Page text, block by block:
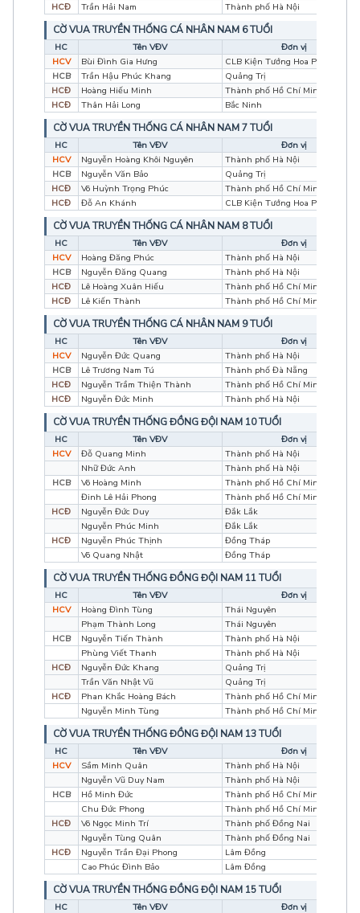
HCĐ
Trần Hải Nam Thành phố Hà Nội
CỜ VUA TRUYỀN THỐNG CÁ NHÂN NAM 6 TUỔI
HC Tên VĐV
Đơn vị
HCV
Bùi Đình Gia Hưng
CLB Kiện Tướng Hoa Phượng Đỏ
HCB
Trần Hậu Phúc Khang
Quảng Trị
HCĐ
Hoàng Hiếu Minh
Thành phố Hồ Chí Minh
HCĐ
Thân Hải Long Bắc Ninh
CỜ VUA TRUYỀN THỐNG CÁ NHÂN NAM 7 TUỔI
HC Tên VĐV
Đơn vị
HCV
Nguyễn Hoàng Khôi Nguyên
Thành phố Hà Nội
HCB
Nguyễn Văn Bảo
Quảng Trị
HCĐ
Võ Huỳnh Trọng Phúc
Thành phố Hồ Chí Minh
HCĐ
Đỗ An Khánh CLB Kiện Tướng Hoa Phượng Đỏ
CỜ VUA TRUYỀN THỐNG CÁ NHÂN NAM 8 TUỔI
HC Tên VĐV
Đơn vị
HCV
Hoàng Đăng Phúc
Thành phố Hà Nội
HCB
Nguyễn Đăng Quang
Thành phố Hà Nội
HCĐ
Lê Hoàng Xuân Hiếu
Thành phố Hồ Chí Minh
HCĐ
Lê Kiến Thành Thành phố Hồ Chí Minh
CỜ VUA TRUYỀN THỐNG CÁ NHÂN NAM 9 TUỔI
HC Tên VĐV
Đơn vị
HCV
Nguyễn Đức Quang
Thành phố Hà Nội
HCB
Lê Trương Nam Tú
Thành phố Đà Nẵng
HCĐ
Nguyễn Trầm Thiện Thành
Thành phố Hồ Chí Minh
HCĐ
Nguyễn Đức Minh Thành phố Hà Nội
CỜ VUA TRUYỀN THỐNG ĐỒNG ĐỘI NAM 10 TUỔI
HC Tên VĐV
Đơn vị
HCV
Đỗ Quang Minh
Thành phố Hà Nội
Nhữ Đức Anh
Thành phố Hà Nội
HCB
Võ Hoàng Minh
Thành phố Hồ Chí Minh
Đinh Lê Hải Phong
Thành phố Hồ Chí Minh
HCĐ
Nguyễn Đức Duy
Đắk Lắk
Nguyễn Phúc Minh
Đắk Lắk
HCĐ
Nguyễn Phúc Thịnh
Đồng Tháp
Võ Quang Nhật
Đồng Tháp
CỜ VUA TRUYỀN THỐNG ĐỒNG ĐỘI NAM 11 TUỔI
HC Tên VĐV
Đơn vị
HCV
Hoàng Đình Tùng
Thái Nguyên
Phạm Thành Long
Thái Nguyên
HCB
Nguyễn Tiến Thành
Thành phố Hà Nội
Phùng Viết Thanh
Thành phố Hà Nội
HCĐ
Nguyễn Đức Khang
Quảng Trị
Trần Văn Nhật Vũ
Quảng Trị
HCĐ
Phan Khắc Hoàng Bách
Thành phố Hồ Chí Minh
Nguyễn Minh Tùng
Thành phố Hồ Chí Minh
CỜ VUA TRUYỀN THỐNG ĐỒNG ĐỘI NAM 13 TUỔI
HC Tên VĐV
Đơn vị
HCV
Sầm Minh Quân
Thành phố Hà Nội
Nguyễn Vũ Duy Nam
Thành phố Hà Nội
HCB
Hồ Minh Đức
Thành phố Hồ Chí Minh
Chu Đức Phong
Thành phố Hồ Chí Minh
HCĐ
Võ Ngọc Minh Trí
Thành phố Đồng Nai
Nguyễn Tùng Quân
Thành phố Đồng Nai
HCĐ
Nguyễn Trần Đại Phong
Lâm Đồng
Cao Phúc Đình Bảo
Lâm Đồng
CỜ VUA TRUYỀN THỐNG ĐỒNG ĐỘI NAM 15 TUỔI
HC Tên VĐV Đơn vị